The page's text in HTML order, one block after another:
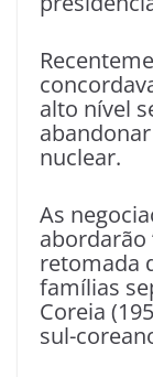
alto nível
nuclear.
As
abordarão
retomada
famílias
Coreia
sul-